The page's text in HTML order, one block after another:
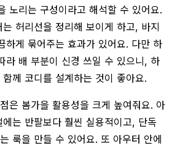
노리는 구성이라고 해석할 수 있어요.
허리선을 정리해 보이게 하고, 바지
하게 묶어주는 효과가 있어요. 다만 하
라 배 부분이 신경 쓰일 수 있으니, 하
께 코디를 설계하는 것이 좋아요.
은 봄가을 활용성을 크게 높여줘요. 아
는 반팔보다 훨씬 실용적이고, 단독
룩을 만들 수 있어요. 또 아우터 안에